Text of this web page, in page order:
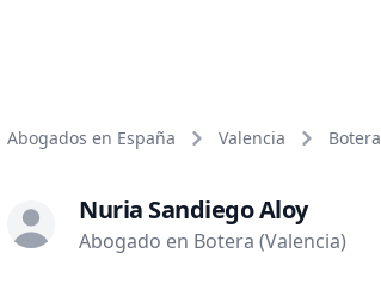
Abogados en España Valencia Botera
Nuria Sandiego Aloy
Abogado en Botera (Valencia)